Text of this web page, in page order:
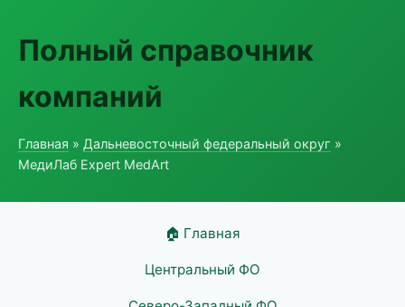
Полный справочник
компаний
Главная » Дальневосточный федеральный округ »
МедиЛаб Expert MedArt
🏠 Главная
Центральный ФО